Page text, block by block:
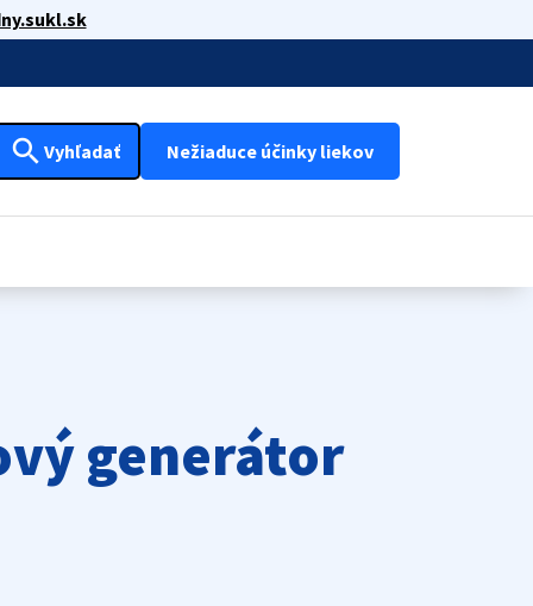
search Vyhľadať Nežiaduce účinky liekov
generátor